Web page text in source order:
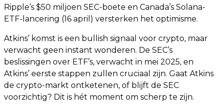
Ripple’s $50 miljoen SEC-boete en Canada’s Solana-
ETF-lancering (16 april) versterken het optimisme.
Atkins’ komst is een bullish signaal voor crypto, maar
verwacht geen instant wonderen. De SEC’s
beslissingen over ETF’s, verwacht in mei 2025, en
Atkins’ eerste stappen zullen cruciaal zijn. Gaat Atkins
de crypto-markt ontketenen, of blijft de SEC
voorzichtig? Dit is hét moment om scherp te zijn.